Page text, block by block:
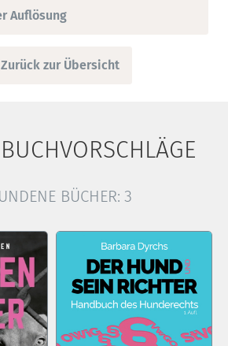
Auflösung
zur Übersicht
BÜCHER: 3